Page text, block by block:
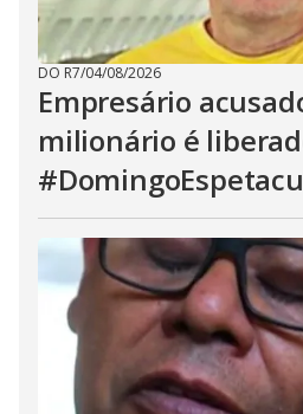
DO R7/04/08/2026
Empresário
milionário é